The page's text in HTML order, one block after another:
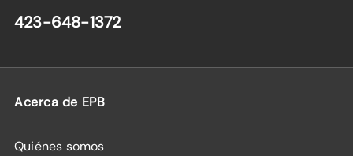
423-648-1372
Acerca de EPB
Quiénes somos